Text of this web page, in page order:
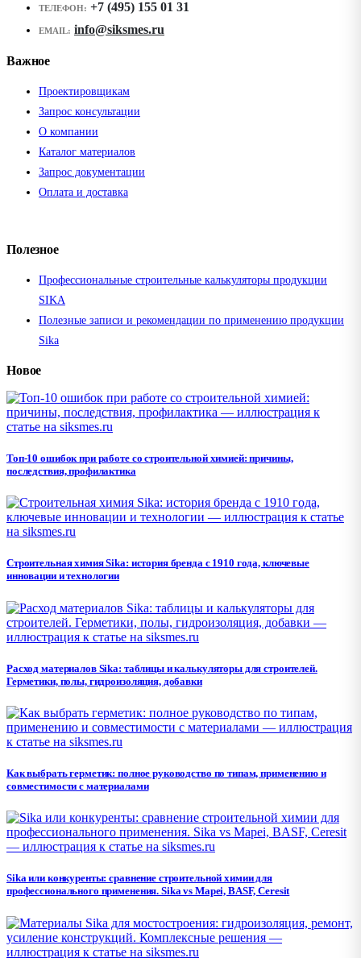
ТЕЛЕФОН: +7 (495) 155 01 31
EMAIL: info@siksmes.ru
Важное
Проектировщикам
Запрос консультации
О компании
Каталог материалов
Запрос документации
Оплата и доставка
Полезное
Профессиональные строительные калькуляторы продукции
SIKA
Полезные записи и рекомендации по применению продукции
Sika
Новое
Топ-10 ошибок при работе со строительной химией: причины,
последствия, профилактика
Строительная химия Sika: история бренда с 1910 года, ключевые
инновации и технологии
Расход материалов Sika: таблицы и калькуляторы для строителей.
Герметики, полы, гидроизоляция, добавки
Как выбрать герметик: полное руководство по типам, применению и
совместимости с материалами
Sika или конкуренты: сравнение строительной химии для
профессионального применения. Sika vs Mapei, BASF, Ceresit